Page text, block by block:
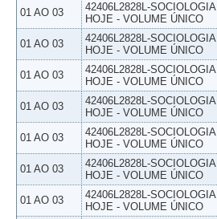
01 AO 03
42406L2828L-SOCIOLOGIA
HOJE - VOLUME ÚNICO
01 AO 03
42406L2828L-SOCIOLOGIA
HOJE - VOLUME ÚNICO
01 AO 03
42406L2828L-SOCIOLOGIA
HOJE - VOLUME ÚNICO
01 AO 03
42406L2828L-SOCIOLOGIA
HOJE - VOLUME ÚNICO
01 AO 03
42406L2828L-SOCIOLOGIA
HOJE - VOLUME ÚNICO
01 AO 03
42406L2828L-SOCIOLOGIA
HOJE - VOLUME ÚNICO
01 AO 03
42406L2828L-SOCIOLOGIA
HOJE - VOLUME ÚNICO